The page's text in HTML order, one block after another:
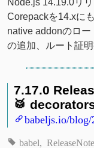
Node.js 14.19.0リリ
Corepackを14.xに
native addonのロー
の追加、ルート証
7.17.0
🥁
babeljs.io/
babel ReleaseNote